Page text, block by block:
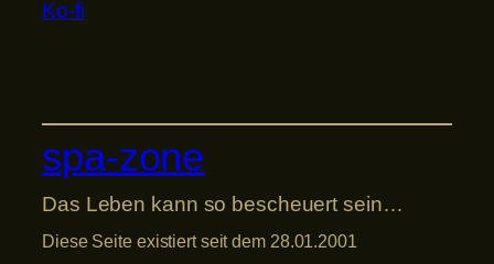
Ko-fi
spa-zone
Das Leben kann so bescheuert sein…
Diese Seite existiert seit dem 28.01.2001